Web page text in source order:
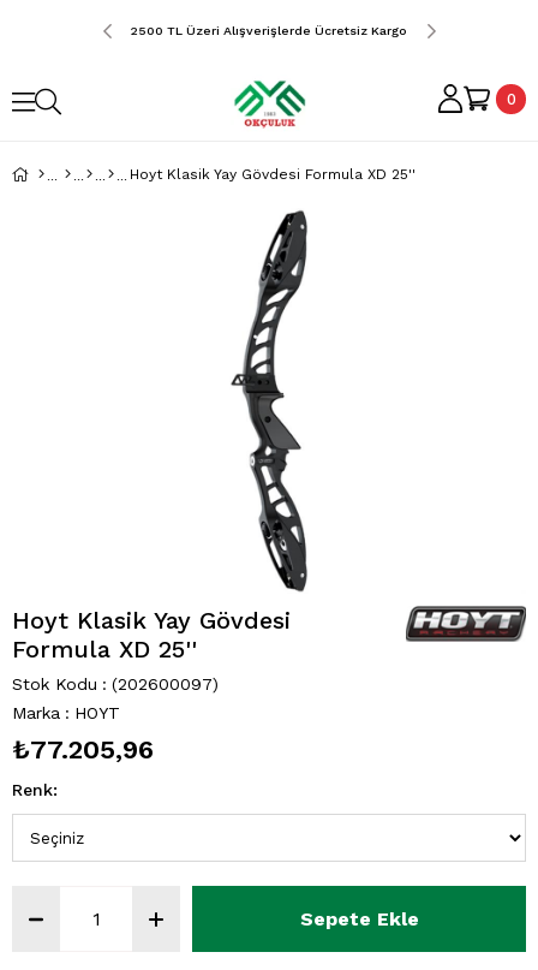
Ücretsiz Kargo 2500 TL Üzeri Alışverişlerde Ücretsiz Kargo 2500 TL Üzeri
0
Hoyt Klasik Yay Gövdesi Formula XD 25''
Hoyt Klasik Yay Gövdesi
Formula XD 25''
Stok Kodu
(202600097)
Marka : HOYT
₺77.205,96
Renk: